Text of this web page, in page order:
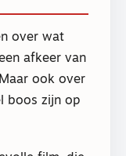
over wat
afkeer van
ook over
boos zijn op